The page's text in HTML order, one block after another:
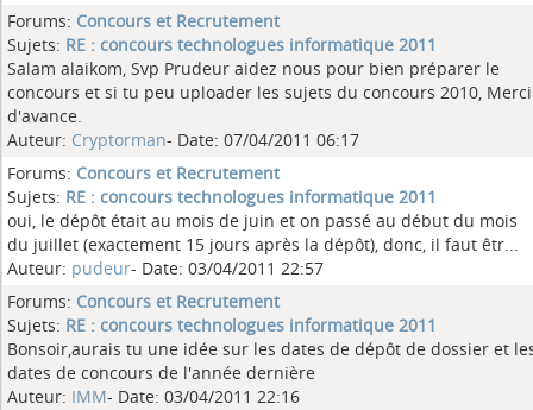
Forums: Concours et Recrutement
Sujets: RE : concours technologues informatique 2011
Salam alaikom, Svp Prudeur aidez nous pour bien préparer le
concours et si tu peu uploader les sujets du concours 2010, Merci
d'avance.
Auteur: Cryptorman- Date: 07/04/2011 06:17
Forums: Concours et Recrutement
Sujets: RE : concours technologues informatique 2011
oui, le dépôt était au mois de juin et on passé au début du mois
du juillet (exactement 15 jours après la dépôt), donc, il faut êtr...
Auteur: pudeur- Date: 03/04/2011 22:57
Forums: Concours et Recrutement
Sujets: RE : concours technologues informatique 2011
Bonsoir,aurais tu une idée sur les dates de dépôt de dossier et
dates de concours de l'année dernière
Auteur: IMM- Date: 03/04/2011 22:16